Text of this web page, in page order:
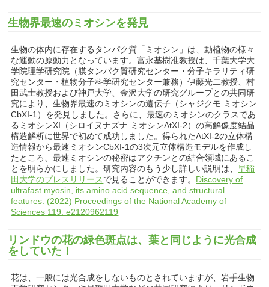
生物界最速のミオシンを発見
生物の体内に存在するタンパク質「ミオシン」は、動植物の様々
な運動の原動力となっています。富永基樹准教授は、千葉大学大
学院理学研究院（膜タンパク質研究センター・分子キラリティ研
究センター・植物分子科学研究センター兼務）伊藤光二教授、村
田武士教授および神戸大学、金沢大学の研究グループとの共同研
究により、生物界最速のミオシンの遺伝子（シャジクモ ミオシン
CbXI-1）を発見しました。さらに、最速のミオシンのクラスであ
るミオシンXI（シロイヌナズナ ミオシンAtXI-2）の高解像度結晶
構造解析に世界で初めて成功しました。得られたAtXI-2の立体構
造情報から最速ミオシンCbXI-1の3次元立体構造モデルを作成し
たところ、最速ミオシンの秘密はアクチンとの結合領域にあるこ
とを明らかにしました。研究内容のもう少し詳しい説明は、早稲
田大学のプレスリリースで見ることができます。 Discovery of
ultrafast myosin, its amino acid sequence, and structural
features. (2022) Proceedings of the National Academy of
Sciences 119: e2120962119
リンドウの花の緑色斑点は、葉と同じように光合成
をしていた！
花は、一般には光合成をしないものとされていますが、岩手生物